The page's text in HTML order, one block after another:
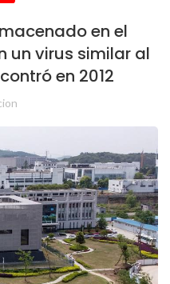
en el
un virus similar al
en 2012